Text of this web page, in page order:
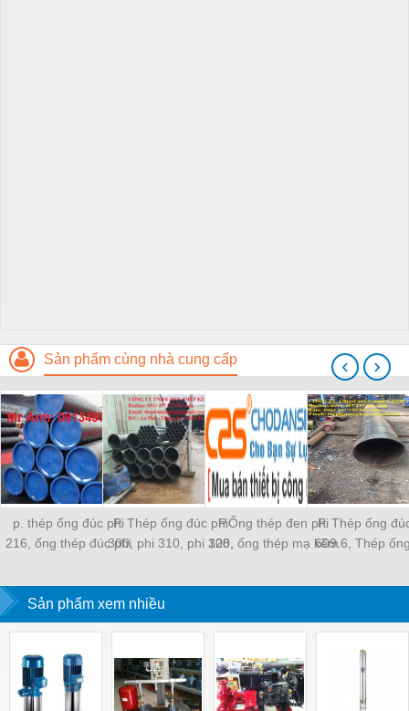
Sản phẩm cùng nhà cung cấp
p. thép ống đúc phi
216, ống thép đúc phi
P. Thép ống đúc phi
300, phi 310, phi 320,
P.Ống thép đen phi
108, ống thép mạ kẽm
phi 108, Thép ống hàn
kẽm phi 108, Thép ống
P. Thép ống
609.6, Thép
đúc phi 609,6
đãi
‹ ›
Sản phẩm xem nhiều